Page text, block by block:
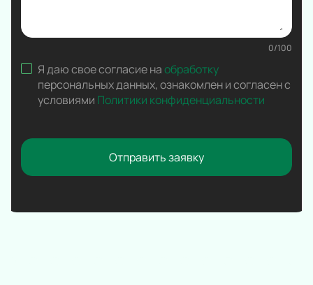
Ледовое шоу
Дискотека
Comedy Club
0/100
Я даю свое согласие наобработку
персональных данных,ознакомлен и согласен с
условиями Политики конфиденциальности
Отправить заявку